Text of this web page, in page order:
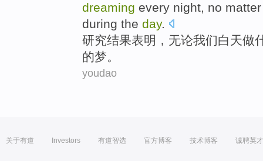
dreaming every night, no matter
during the day.
研究结果表明 ， 无论我们白天做
的梦。
youdao
关于有道 Investors 有道智选 官方博客 技术博客 诚聘英才